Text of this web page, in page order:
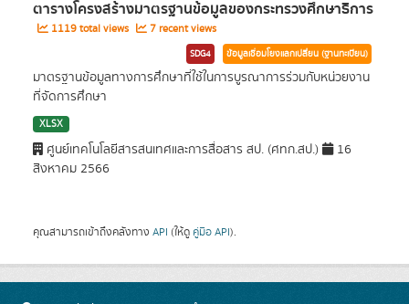
ตารางโครงสร้างมาตรฐานข้อมูลของกระทรวงศึกษาธิการ
1119 total views 7 recent views
SDG4 ข้อมูลเชื่อมโยงแลกเปลี่ยน (ฐานทะเบียน)
มาตรฐานข้อมูลทางการศึกษาที่ใช้ในการบูรณาการร่วมกับหน่วยงาน
ที่จัดการศึกษา
XLSX
ศูนย์เทคโนโลยีสารสนเทศและการสื่อสาร สป. (ศทก.สป.)
16
สิงหาคม 2566
คุณสามารถเข้าถึงคลังทาง API (ให้ดู คู่มือ API).